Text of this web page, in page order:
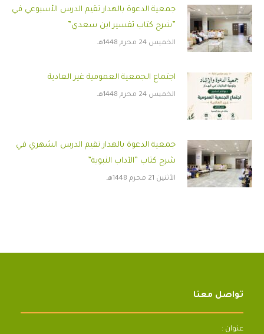
جمعية الدعوة بالهدار تقيم الدرس الأسبوعي في
”شرح كتاب تفسير ابن سعدي”
الخميس 24 محرم 1448هـ
اجتماع الجمعية العمومية غير العادية
الخميس 24 محرم 1448هـ
جمعية الدعوة بالهدار تقيم الدرس الشهري في
شرح كتاب ”الآداب النبوية”
الأثنين 21 محرم 1448هـ
تواصل معنا
عنوان :